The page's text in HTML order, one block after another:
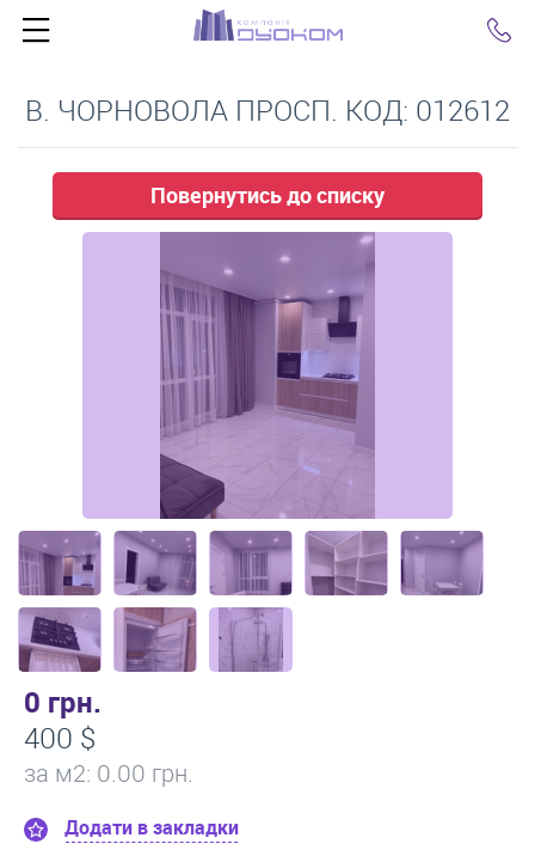
В. ЧОРНОВОЛА ПРОСП. КОД: 012612
Повернутись до списку
0 грн.
400 $
за м2: 0.00 грн.
Додати в закладки